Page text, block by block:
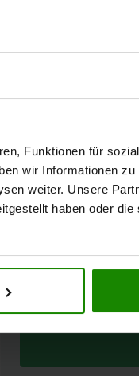
Funktionen für
wir Informationen
weiter. Unsere
haben oder
und